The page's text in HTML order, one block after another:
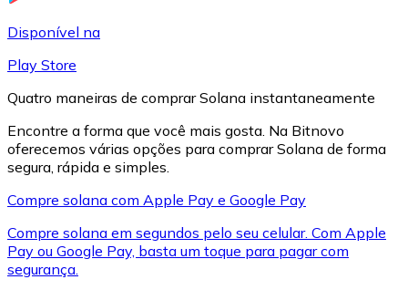
XRP
XRP
Disponível na
Play Store
Quatro maneiras de comprar Solana instantaneamente
Encontre a forma que você mais gosta. Na Bitnovo
oferecemos várias opções para comprar Solana de forma
segura, rápida e simples.
Compre solana com Apple Pay e Google Pay
Compre solana em segundos pelo seu celular. Com Apple
Pay ou Google Pay, basta um toque para pagar com
segurança.